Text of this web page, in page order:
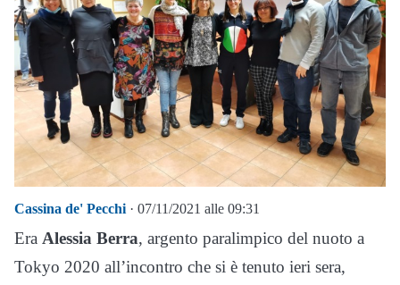
Cassina de' Pecchi · 07/11/2021 alle 09:31
Era Alessia Berra, argento paralimpico del nuoto a
Tokyo 2020 all’incontro che si è tenuto ieri sera,